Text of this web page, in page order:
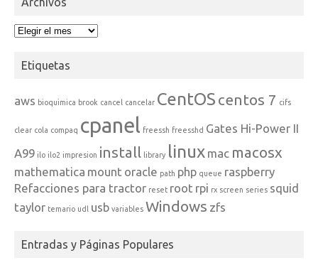
Archivos
Etiquetas
aws bioquimica brook cancel cancelar CentOS centos 7 cifs
clear cola compaq cpanel freessh freesshd Gates Hi-Power II
A99 ilo ilo2 impresion install library linux mac macosx
mathematica mount oracle path php queue raspberry
Refacciones para tractor reset root rpi rx screen series squid
taylor temario udl usb variables Windows zfs
Entradas y Páginas Populares